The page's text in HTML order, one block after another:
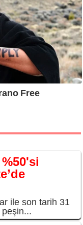
ile son tarih 31